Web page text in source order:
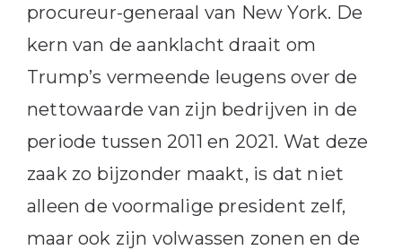
procureur-generaal van New York. De
kern van de aanklacht draait om
Trump’s vermeende leugens over de
nettowaarde van zijn bedrijven in de
periode tussen 2011 en 2021. Wat deze
zaak zo bijzonder maakt, is dat niet
alleen de voormalige president zelf,
maar ook zijn volwassen zonen en de